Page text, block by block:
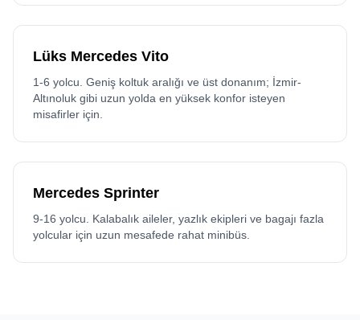
Lüks Mercedes Vito
1-6 yolcu. Geniş koltuk aralığı ve üst donanım; İzmir-
Altınoluk gibi uzun yolda en yüksek konfor isteyen
misafirler için.
Mercedes Sprinter
9-16 yolcu. Kalabalık aileler, yazlık ekipleri ve bagajı fazla
yolcular için uzun mesafede rahat minibüs.